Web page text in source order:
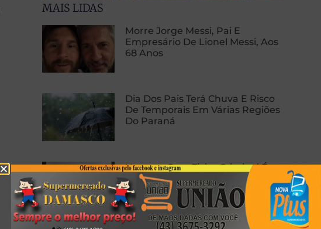
MAIS LIDAS
Morre Jorge Messi, Pai E
Empresário De Lionel Messi, Aos
68 Anos
Dia Dos Pais Terá Chuva E Risco
De Temporais Em Várias Regiões
Do Paraná
Homem Com Ficha Criminal É
Preso Com Revólver Carregado
Em Presidente Prudente